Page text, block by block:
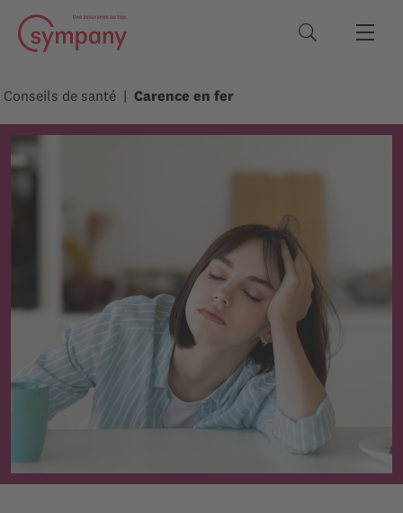
Termes de
Conseils de santé Carence en fer